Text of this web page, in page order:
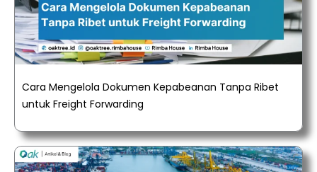
Cara Mengelola Dokumen Kepabeanan Tanpa Ribet
untuk Freight Forwarding